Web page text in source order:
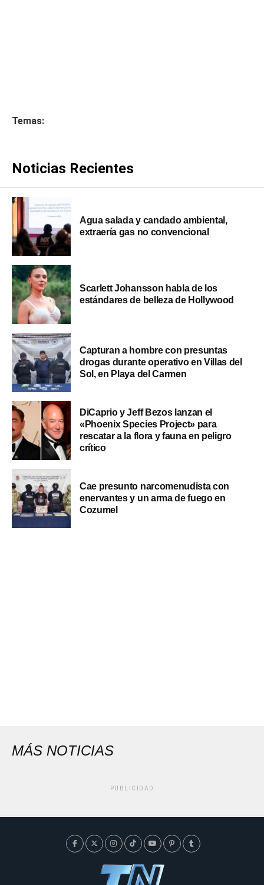
Temas:
Noticias Recientes
Agua salada y candado ambiental,
extraería gas no convencional
Scarlett Johansson habla de los
estándares de belleza de Hollywood
Capturan a hombre con presuntas
drogas durante operativo en Villas del
Sol, en Playa del Carmen
DiCaprio y Jeff Bezos lanzan el
«Phoenix Species Project» para
rescatar a la flora y fauna en peligro
crítico
Cae presunto narcomenudista con
enervantes y un arma de fuego en
Cozumel
MÁS NOTICIAS
PUBLICIDAD